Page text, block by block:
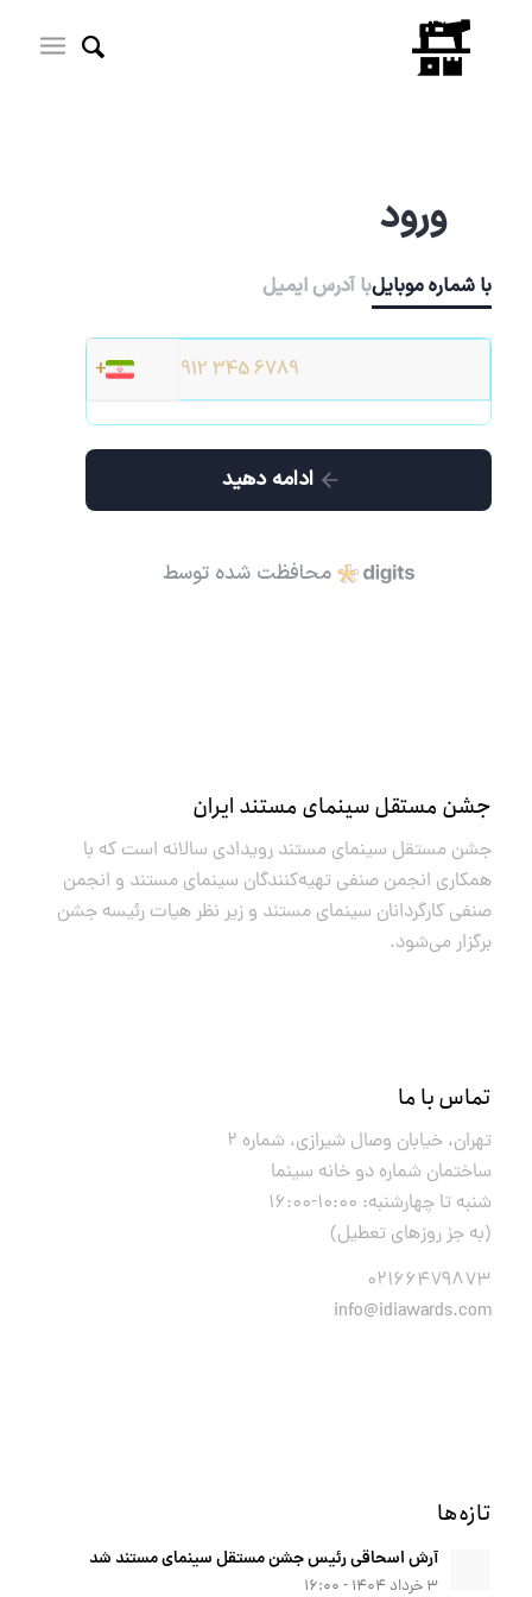
ورود
با شماره موبایلبا آدرس ایمیل
ادامه دهید
محافظت شده توسط
جشن مستقل سینمای مستند ایران
جشن مستقل سینمای مستند رویدادی سالانه است که با
همکاری انجمن صنفی تهیه‌کنندگان سینمای مستند و انجمن
صنفی کارگردانان سینمای مستند و زیر نظر هیات رئیسه جشن
برگزار می‌شود.
تماس با ما
تهران، خیابان وصال شیرازی، شماره ۲
ساختمان شماره دو خانه سینما
شنبه تا چهارشنبه: ۱۰:۰۰-۱۶:۰۰
(به جز روزهای تعطیل)
۰۲۱۶۶۴۷۹۸۷۳
info@idiawards.com
تازه‌ها
آرش اسحاقی رئیس جشن مستقل سینمای مستند شد
۳ خرداد ۱۴۰۴ - ۱۶:۰۰